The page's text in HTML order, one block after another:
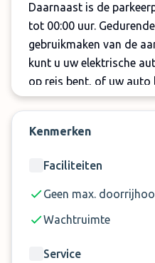
Daarnaast is de
tot 00:00 uur.
gebruikmaken van de
kunt u uw elektrische
op reis bent, of uw auto
meerprijs.
De beveiliging van
gebruikmaken van
Kenmerken
Faciliteiten
Geen max.
Wachtruimte
Service